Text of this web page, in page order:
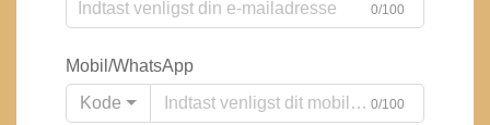
0/100
Mobil/WhatsApp
Kode
0/100